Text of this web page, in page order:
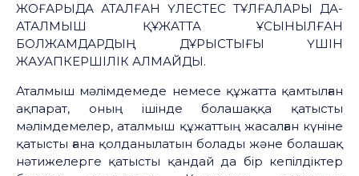
ЖОҒАРЫДА АТАЛҒАН ҮЛЕСТЕС ТҰЛҒАЛАРЫ ДА-
АТАЛМЫШ ҚҰЖАТТА ҰСЫНЫЛҒАН
БОЛЖАМДАРДЫҢ ДҰРЫСТЫҒЫ ҮШІН
ЖАУАПКЕРШІЛІК АЛМАЙДЫ.
Аталмыш мәлімдемеде немесе құжатта қамтылған
ақпарат, оның ішінде болашаққа қатысты
мәлімдемелер, аталмыш құжаттың жасалған күніне
қатысты ғана қолданылатын болады және болашақ
нәтижелерге қатысты қандай да бір кепілдіктер